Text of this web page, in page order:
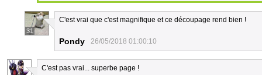
31
C'est vrai que c'est magnifique et ce découpage rend bien !
Pondy 26/05/2018 01:00:10
C'est pas vrai... superbe page !